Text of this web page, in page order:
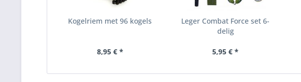
Kogelriem met 96 kogels
8,95 € *
Leger Combat Force set 6-
delig
5,95 € *